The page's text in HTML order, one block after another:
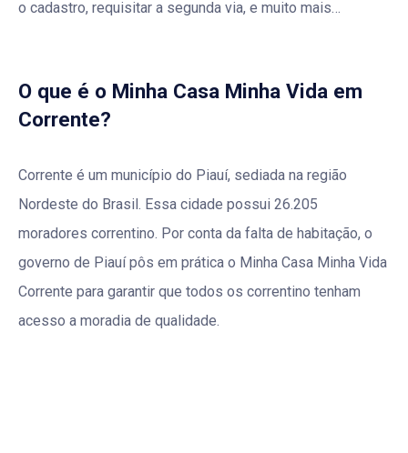
o cadastro, requisitar a segunda via, e muito mais…
O que é o Minha Casa Minha Vida em
Corrente?
Corrente é um município do Piauí, sediada na região
Nordeste do Brasil. Essa cidade possui 26.205
moradores correntino. Por conta da falta de habitação, o
governo de Piauí pôs em prática o Minha Casa Minha Vida
Corrente para garantir que todos os correntino tenham
acesso a moradia de qualidade.